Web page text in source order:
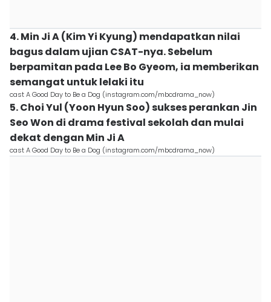
4. Min Ji A (Kim Yi Kyung) mendapatkan nilai
bagus dalam ujian CSAT-nya. Sebelum
berpamitan pada Lee Bo Gyeom, ia memberikan
semangat untuk lelaki itu
cast A Good Day to Be a Dog (instagram.com/mbcdrama_now)
5. Choi Yul (Yoon Hyun Soo) sukses perankan Jin
Seo Won di drama festival sekolah dan mulai
dekat dengan Min Ji A
cast A Good Day to Be a Dog (instagram.com/mbcdrama_now)